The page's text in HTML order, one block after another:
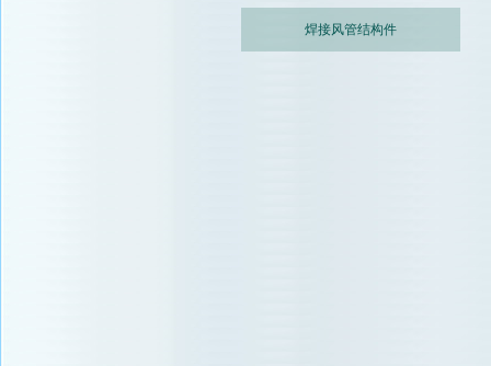
焊接风管结构件